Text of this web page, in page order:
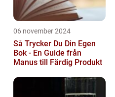
06 november 2024
Så Trycker Du Din Egen
Bok - En Guide från
Manus till Färdig Produkt